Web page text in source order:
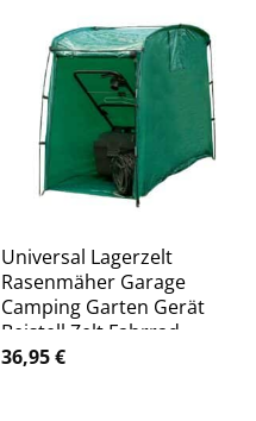
Universal Lagerzelt
Rasenmäher Garage
Camping Garten Gerät
Beistell Zelt Fahrrad
36,95€